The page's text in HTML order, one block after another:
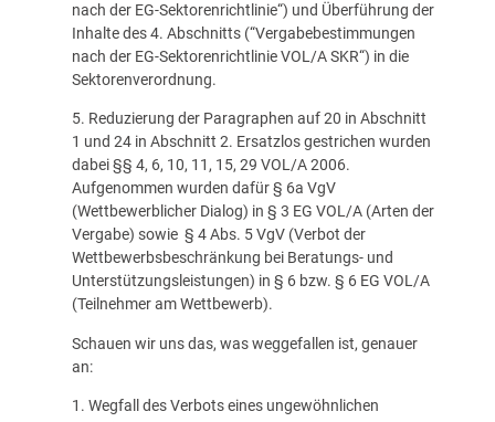
nach der EG-Sektorenrichtlinie“) und Überführung der
Inhalte des 4. Abschnitts (“Vergabebestimmungen
nach der EG-Sektorenrichtlinie VOL/A SKR“) in die
Sektorenverordnung.
5. Reduzierung der Paragraphen auf 20 in Abschnitt
1 und 24 in Abschnitt 2. Ersatzlos gestrichen wurden
dabei §§ 4, 6, 10, 11, 15, 29 VOL/A 2006.
Aufgenommen wurden dafür § 6a VgV
(Wettbewerblicher Dialog) in § 3 EG VOL/A (Arten der
Vergabe) sowie § 4 Abs. 5 VgV (Verbot der
Wettbewerbsbeschränkung bei Beratungs- und
Unterstützungsleistungen) in § 6 bzw. § 6 EG VOL/A
(Teilnehmer am Wettbewerb).
Schauen wir uns das, was weggefallen ist, genauer
an:
1. Wegfall des Verbots eines ungewöhnlichen